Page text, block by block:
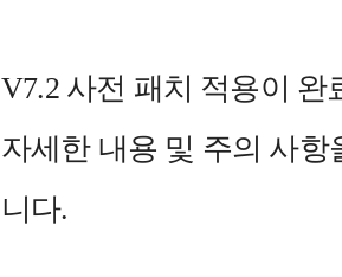
V7.2 사전 패치 적용이 완
자세한 내용 및 주의 사
니다.